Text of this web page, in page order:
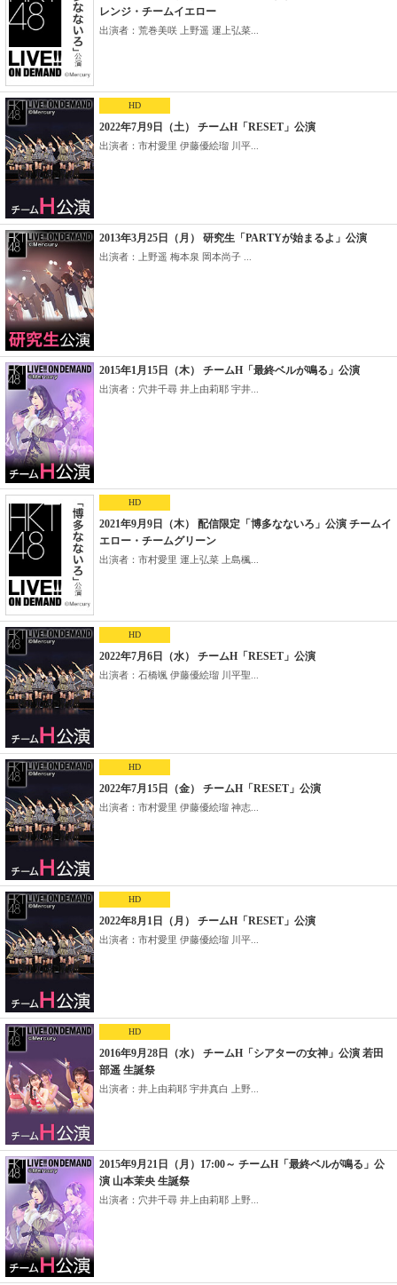
レンジ・チームイエロー
出演者：荒巻美咲 上野遥 運上弘菜...
HD
2022年7月9日（土） チームH「RESET」公演
出演者：市村愛里 伊藤優絵瑠 川平...
2013年3月25日（月） 研究生「PARTYが始まるよ」公演
出演者：上野遥 梅本泉 岡本尚子 ...
2015年1月15日（木） チームH「最終ベルが鳴る」公演
出演者：穴井千尋 井上由莉耶 宇井...
HD
2021年9月9日（木） 配信限定「博多なないろ」公演 チームイ
エロー・チームグリーン
出演者：市村愛里 運上弘菜 上島楓...
HD
2022年7月6日（水） チームH「RESET」公演
出演者：石橋颯 伊藤優絵瑠 川平聖...
HD
2022年7月15日（金） チームH「RESET」公演
出演者：市村愛里 伊藤優絵瑠 神志...
HD
2022年8月1日（月） チームH「RESET」公演
出演者：市村愛里 伊藤優絵瑠 川平...
HD
2016年9月28日（水） チームH「シアターの女神」公演 若田
部遥 生誕祭
出演者：井上由莉耶 宇井真白 上野...
2015年9月21日（月）17:00～ チームH「最終ベルが鳴る」公
演 山本茉央 生誕祭
出演者：穴井千尋 井上由莉耶 上野...